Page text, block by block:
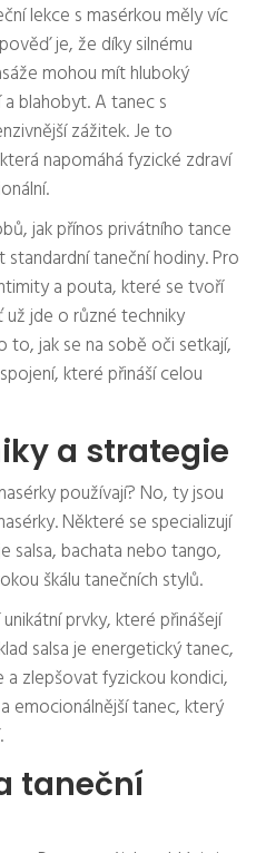
lekce s masérkou měly víc
je, že díky silnému
mohou mít hluboký
blahobyt. A tanec s
zážitek. Je to
napomáhá fyzické zdraví
jak přínos privátního tance
taneční hodiny. Pro
a pouta, které se tvoří
už jde o různé techniky
to, jak se na sobě oči setkají,
které přináší celou
a strategie
používají? No, ty jsou
Některé se specializují
salsa, bachata nebo tango,
škálu tanečních stylů.
prvky, které přinášejí
salsa je energetický tanec,
zlepšovat fyzickou kondici,
emocionálnější tanec, který
taneční